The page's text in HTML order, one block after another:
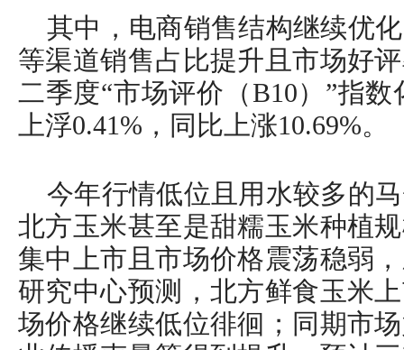
其中，电商销售结构继续优
等渠道销售占比提升且市场好
二季度“市场评价（B10）”指
上浮0.41%，同比上涨10.69%。
今年行情低位且用水较多的
北方玉米甚至是甜糯玉米种植
集中上市且市场价格震荡稳弱
研究中心预测，北方鲜食玉米
场价格继续低位徘徊；同期市